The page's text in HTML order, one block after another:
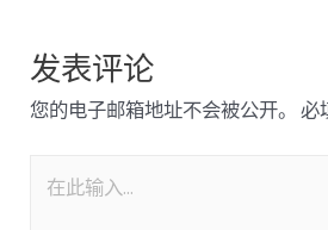
发表评论
您的电子邮箱地址不会被公开。 必